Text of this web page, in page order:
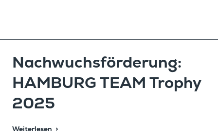
Nachwuchs­för­de­rung:
HAMBURG TEAM Trophy
2025
Weiterlesen